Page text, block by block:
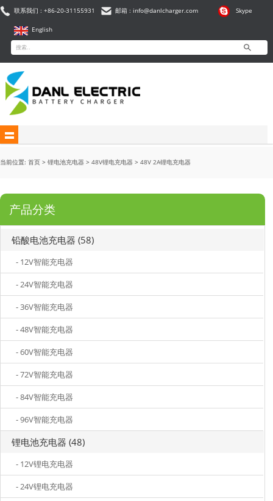
联系我们 : +86-20-31155931 邮箱 : info@danlcharger.com Skype
English
当前位置: 首页 > 锂电池充电器 > 48V锂电充电器 > 48V 2A锂电充电器
产品分类
铅酸电池充电器 (58)
- 12V智能充电器
- 24V智能充电器
- 36V智能充电器
- 48V智能充电器
- 60V智能充电器
- 72V智能充电器
- 84V智能充电器
- 96V智能充电器
锂电池充电器 (48)
- 12V锂电充电器
- 24V锂电充电器